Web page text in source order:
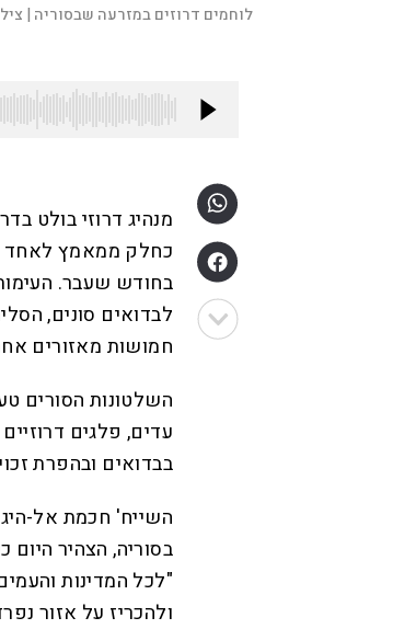
לוחמים דרוזים במזרעה שבסוריה |
מנהיג דרוזי בולט
כחלק ממאמץ לאחד
לבדואים סונים,
חמושות מאזורים
השלטונות הסורים
עדים, פלגים
בבדואים ובהפרת
השייח' חכמת אל-
בסוריה, הצהיר היום
"לכל המדינות
ולהכריז על אזור